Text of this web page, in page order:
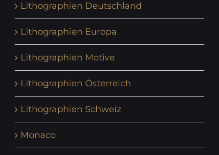
Lithographien Deutschland
Lithographien Europa
Lithographien Motive
Lithographien Österreich
Lithographien Schweiz
Monaco